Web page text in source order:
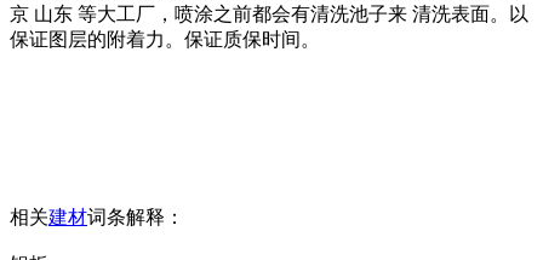
京 山东 等大工厂，喷涂之前都会有清洗池子来 清洗表面。以
保证图层的附着力。保证质保时间。
相关建材词条解释：